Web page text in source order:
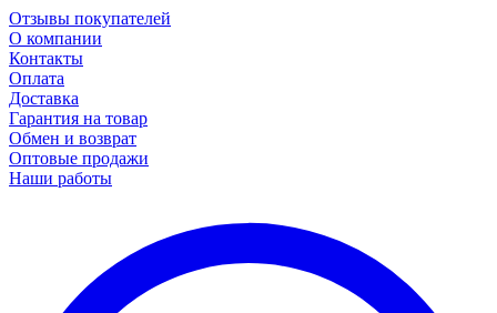
Отзывы покупателей
О компании
Контакты
Оплата
Доставка
Гарантия на товар
Обмен и возврат
Оптовые продажи
Наши работы